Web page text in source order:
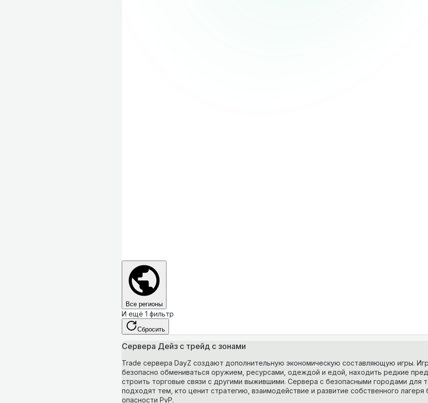
Все регионы
И ещё 1 фильтр
Сбросить
Сервера Дейз с трейд с зонами
Trade сервера DayZ создают дополнительную экономическую составляющую игры.
безопасно обмениваться оружием, ресурсами, одеждой и едой, находить редкие
строить торговые связи с другими выжившими. Сервера с безопасными городами для
подходят тем, кто ценит стратегию, взаимодействие и развитие собственного лагеря
опасности PvP.